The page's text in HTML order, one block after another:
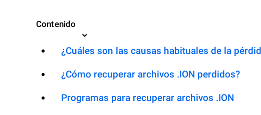
Contenido
¿Cuáles son las causas habituales de la
¿Cómo recuperar archivos .ION perdidos?
Programas para recuperar archivos .ION